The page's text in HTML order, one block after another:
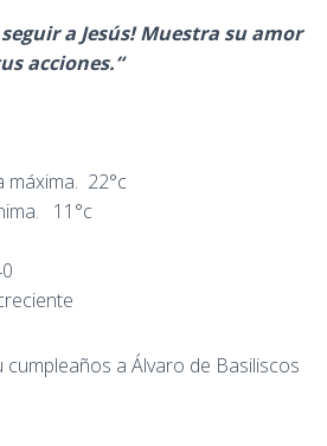
a Jesús! Muestra su amor
acciones.“
máxima. 22°c
11°c
cumpleaños a Álvaro de Basiliscos